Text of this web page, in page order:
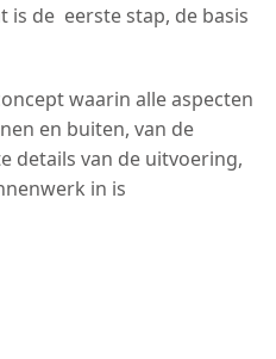
is de eerste stap, de basis
waarin alle aspecten
en buiten, van de
details van de uitvoering,
in is